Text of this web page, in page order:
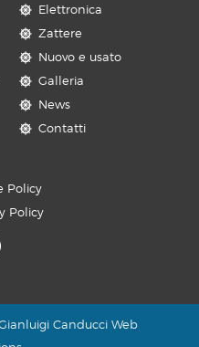
Elettronica
Zattere
Nuovo e usato
Galleria
News
Contatti
Policy
Policy
Canducci Web